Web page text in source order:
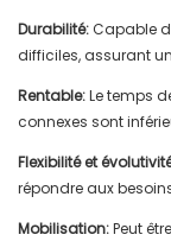
Durabilité:Capable
difficiles, assurant
Rentable:Le temps
connexes sont
Flexibilité et
répondre aux
Mobilisation:Peut